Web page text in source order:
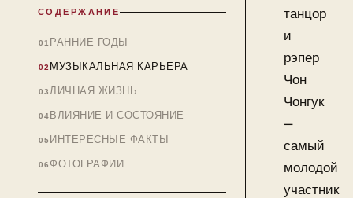
СОДЕРЖАНИЕ
РАННИЕ ГОДЫ
МУЗЫКАЛЬНАЯ КАРЬЕРА
ЛИЧНАЯ ЖИЗНЬ
ВЛИЯНИЕ И СОСТОЯНИЕ
ИНТЕРЕСНЫЕ ФАКТЫ
ФОТОГРАФИИ
танцор
и
рэпер
Чон
Чонгук
—
самый
молодой
участник